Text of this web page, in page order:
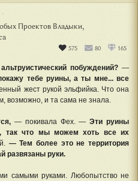
Проектов Владыки,
575 80 165
побуждений? —
тебе руины, а ты мне... все
жест рукой эльфийка. Что она
возможно, и та сама не знала.
— покивала Фех. — Эти руины
так что мы можем хоть все их
— Тем более это не территория
развязаны руки.
самыми руками. Любопытство не